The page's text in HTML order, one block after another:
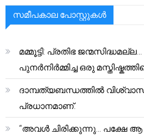
സമീപകാല പോസ്റ്റുകൾ
മമ്മൂട്ടി: പ്രതിഭ
പുനർനിർമ്മിച്ച ഒരു
ദാമ്പത്യബന്ധത്തിൽ
പ്രധാനമാണ്.
“അവൾ ചിരിക്കുന്നു… പക്ഷേ ആ